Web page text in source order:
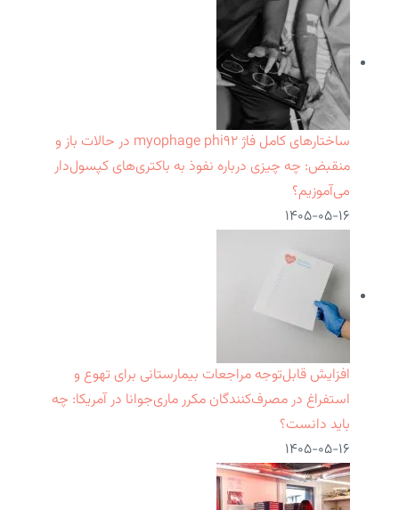
ساختارهای کامل فاژ myophage phi۹۲ در حالات باز و
منقبض: چه چیزی درباره نفوذ به باکتری‌های کپسول‌دار
می‌آموزیم؟
۱۴۰۵-۰۵-۱۶
افزایش قابل‌توجه مراجعات بیمارستانی برای تهوع و
استفراغ در مصرف‌کنندگان مکرر ماری‌جوانا در آمریکا: چه
باید دانست؟
۱۴۰۵-۰۵-۱۶